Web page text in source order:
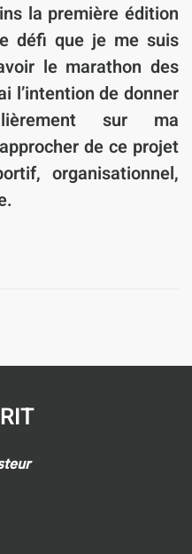
la première édition
défi que je me suis
le marathon des
l’intention de donner
sur ma
de ce projet
organisationnel,